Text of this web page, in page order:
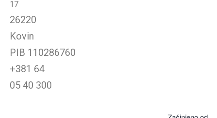
17
26220
Kovin
PIB 110286760
+381 64
05 40 300